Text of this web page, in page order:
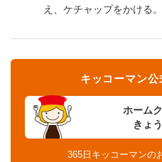
え、ケチャップをかける。
ホーム
きょ
キッコーマン公
365日キッコーマンの